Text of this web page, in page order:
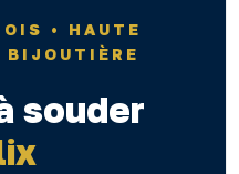
• HAUTE
BIJOUTIÈRE
souder